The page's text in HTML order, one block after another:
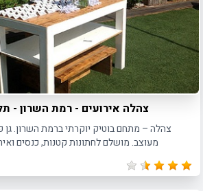
צהלה אירועים - רמת השרון -
צהלה – מתחם בוטיק יוקרתי ברמת השרון. גן
מעוצב. מושלם לחתונות קטנות, כנסים